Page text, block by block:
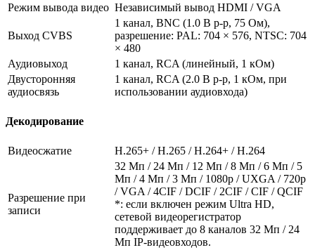
Режим вывода видео Независимый вывод HDMI / VGA
Выход CVBS
1 канал, BNC (1.0 В p-p, 75 Ом),
разрешение: PAL: 704 × 576, NTSC: 704
× 480
Аудиовыход
1 канал, RCA (линейный, 1 кОм)
Двусторонняя
аудиосвязь
1 канал, RCA (2.0 В p-p, 1 кОм, при
использовании аудиовхода)
Декодирование
Видеосжатие H.265+ / H.265 / H.264+ / H.264
Разрешение при
записи
32 Мп / 24 Мп / 12 Мп / 8 Мп / 6 Мп / 5
Мп / 4 Мп / 3 Мп / 1080p / UXGA / 720p
/ VGA / 4CIF / DCIF / 2CIF / CIF / QCIF
*: если включен режим Ultra HD,
сетевой видеорегистратор
поддерживает до 8 каналов 32 Мп / 24
Мп IP-видеовходов.